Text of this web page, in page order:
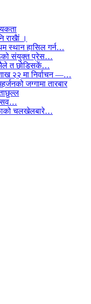
राखैां ।
स्थान हासिल गर्न…
संयुक्त प्रेस…
मैले त छोडिसकें…
२२ मा निर्वाचन —…
जग्गामा तारबार
चलखेलबारे…